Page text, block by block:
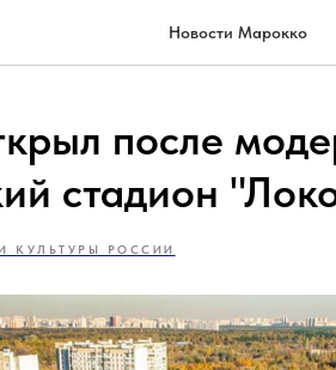
Новости Марокко
после
стадион
КУЛЬТУРЫ РОССИИ